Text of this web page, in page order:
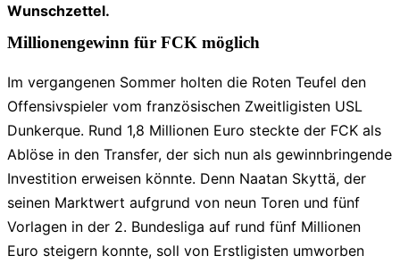
Wunschzettel.
Millionengewinn für FCK möglich
Im vergangenen Sommer holten die Roten Teufel den
Offensivspieler vom französischen Zweitligisten USL
Dunkerque. Rund 1,8 Millionen Euro steckte der FCK als
Ablöse in den Transfer, der sich nun als gewinnbringende
Investition erweisen könnte. Denn Naatan Skyttä, der
seinen Marktwert aufgrund von neun Toren und fünf
Vorlagen in der 2. Bundesliga auf rund fünf Millionen
Euro steigern konnte, soll von Erstligisten umworben